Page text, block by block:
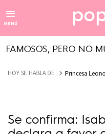
MENÚ
FAMOSOS, PERO NO
HOY SE HABLA DE Princesa
Se confirma: